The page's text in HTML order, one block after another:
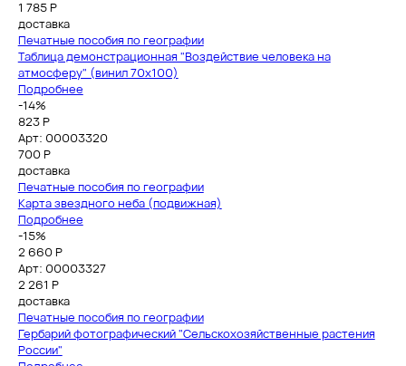
1 785Р
доставка
Печатные пособия по географии
Таблица демонстрационная "Воздействие человека на
атмосферу" (винил 70x100)
Подробнее
-14%
823 Р
Арт: 00003320
700Р
доставка
Печатные пособия по географии
Карта звездного неба (подвижная)
Подробнее
-15%
2 660 Р
Арт: 00003327
2 261 Р
доставка
Печатные пособия по географии
Гербарий фотографический "Сельскохозяйственные растения
России"